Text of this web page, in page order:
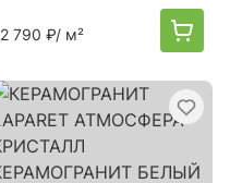
2 790 ₽/ м²